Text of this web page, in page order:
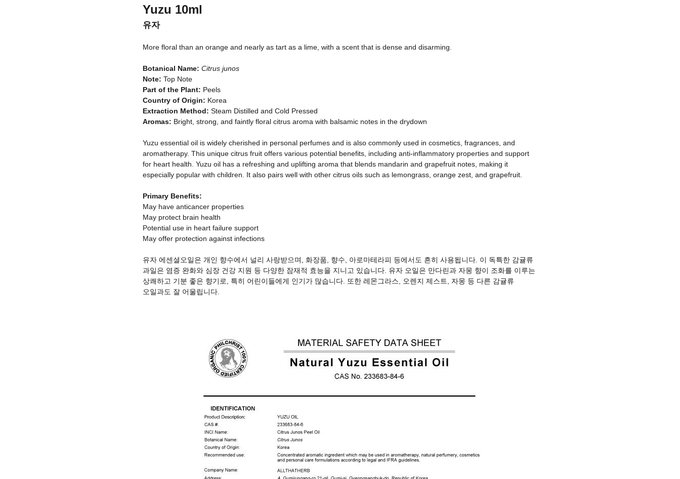
Yuzu 10ml
유자
More floral than an orange and nearly as tart as a lime, with a scent that is dense and disarming.
Botanical Name: Citrus junos
Note: Top Note
Part of the Plant: Peels
Country of Origin: Korea
Extraction Method: Steam Distilled and Cold Pressed
Aromas: Bright, strong, and faintly floral citrus aroma with balsamic notes in the drydown
Yuzu essential oil is widely cherished in personal perfumes and is also commonly used in cosmetics, fragrances, and
aromatherapy. This unique citrus fruit offers various potential benefits, including anti-inflammatory properties and support
for heart health. Yuzu oil has a refreshing and uplifting aroma that blends mandarin and grapefruit notes, making it
especially popular with children. It also pairs well with other citrus oils such as lemongrass, orange zest, and grapefruit.
Primary Benefits:
May have anticancer properties
May protect brain health
Potential use in heart failure support
May offer protection against infections
유자 에센셜오일은 개인 향수에서 널리 사랑받으며, 화장품, 향수, 아로마테라피 등에서도 흔히 사용됩니다. 이 독특한 감귤류
과일은 염증 완화와 심장 건강 지원 등 다양한 잠재적 효능을 지니고 있습니다. 유자 오일은 만다린과 자몽 향이 조화를 이루는
상쾌하고 기분 좋은 향기로, 특히 어린이들에게 인기가 많습니다. 또한 레몬그라스, 오렌지 제스트, 자몽 등 다른 감귤류
오일과도 잘 어울립니다.